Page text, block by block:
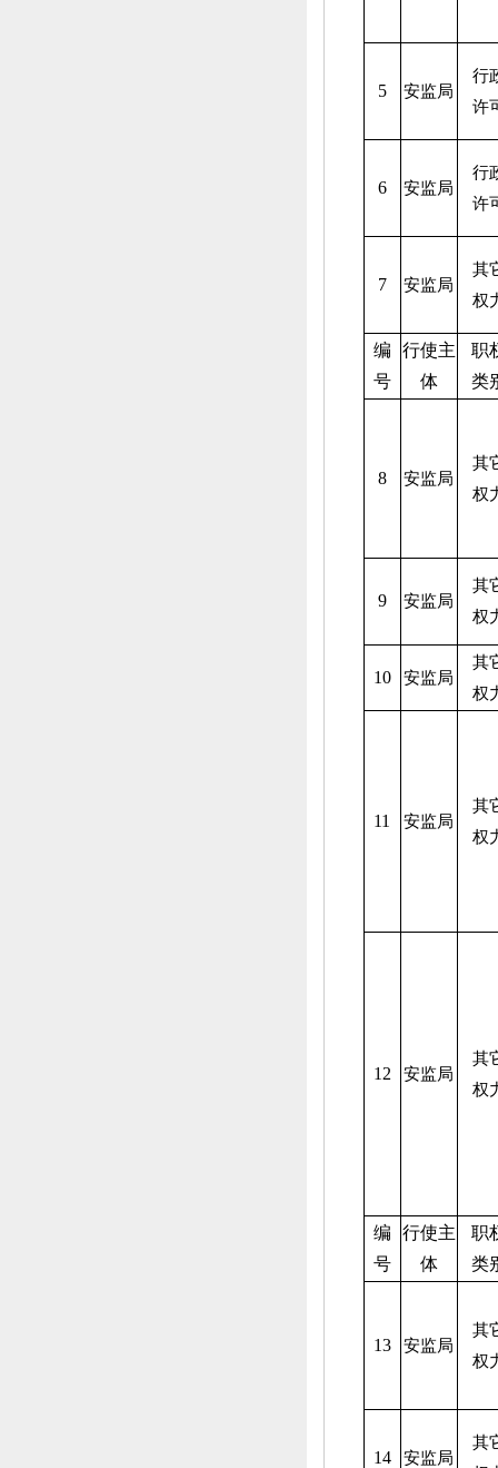
5 安监局
行
许
6 安监局
行
许
7 安监局
其
权
编
号
行使主
体
职
类
8 安监局
其
权
9 安监局
其
权
10 安监局
其
权
11 安监局
其
权
12 安监局
其
权
编
号
行使主
体
职
类
13 安监局
其
权
14 安监局
其